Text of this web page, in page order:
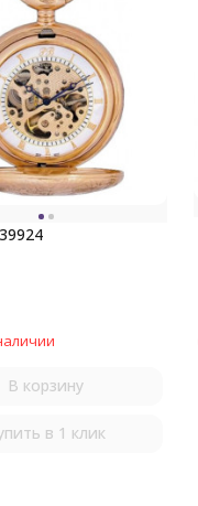
В корзину
в 1 клик